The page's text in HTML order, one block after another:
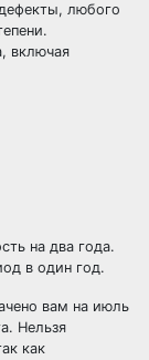
любого
включая
на два года.
в один год.
вам на июль
Нельзя
как